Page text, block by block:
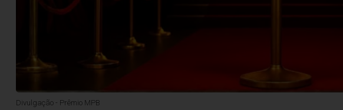
Divulgação - Prêmio MPB